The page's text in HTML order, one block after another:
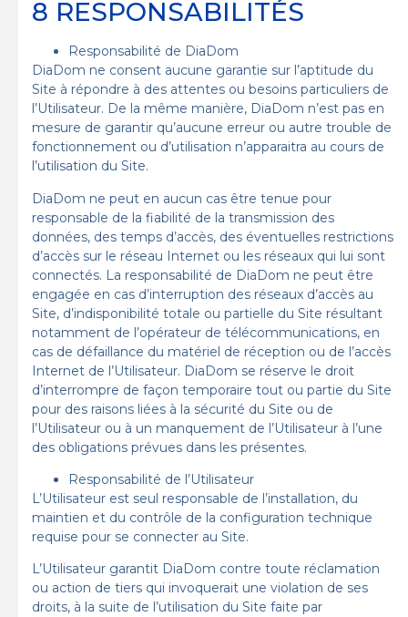
8 RESPONSABILITÉS
Responsabilité de DiaDom
DiaDom ne consent aucune garantie sur l’aptitude du
Site à répondre à des attentes ou besoins particuliers de
l’Utilisateur. De la même manière, DiaDom n’est pas en
mesure de garantir qu’aucune erreur ou autre trouble de
fonctionnement ou d’utilisation n’apparaitra au cours de
l’utilisation du Site.
DiaDom ne peut en aucun cas être tenue pour
responsable de la fiabilité de la transmission des
données, des temps d’accès, des éventuelles restrictions
d’accès sur le réseau Internet ou les réseaux qui lui sont
connectés. La responsabilité de DiaDom ne peut être
engagée en cas d’interruption des réseaux d’accès au
Site, d’indisponibilité totale ou partielle du Site résultant
notamment de l’opérateur de télécommunications, en
cas de défaillance du matériel de réception ou de l’accès
Internet de l’Utilisateur. DiaDom se réserve le droit
d’interrompre de façon temporaire tout ou partie du Site
pour des raisons liées à la sécurité du Site ou de
l’Utilisateur ou à un manquement de l’Utilisateur à l’une
des obligations prévues dans les présentes.
Responsabilité de l’Utilisateur
L’Utilisateur est seul responsable de l’installation, du
maintien et du contrôle de la configuration technique
requise pour se connecter au Site.
L’Utilisateur garantit DiaDom contre toute réclamation
ou action de tiers qui invoquerait une violation de ses
droits, à la suite de l’utilisation du Site faite par